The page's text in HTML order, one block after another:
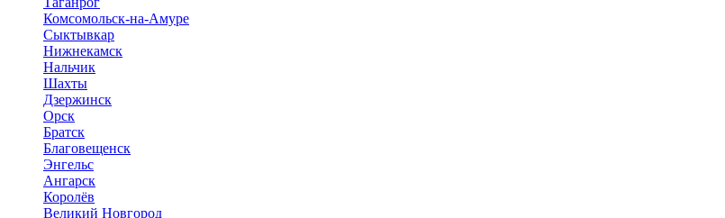
Комсомольск-на-Амуре
Сыктывкар
Нижнекамск
Нальчик
Шахты
Дзержинск
Орск
Братск
Благовещенск
Энгельс
Ангарск
Королёв
Великий Новгород